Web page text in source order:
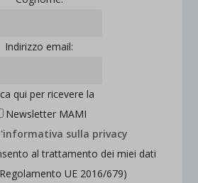
Indirizzo email:
qui per ricevere la
Newsletter MAMI
sulla privacy
al trattamento dei miei dati
UE 2016/679)